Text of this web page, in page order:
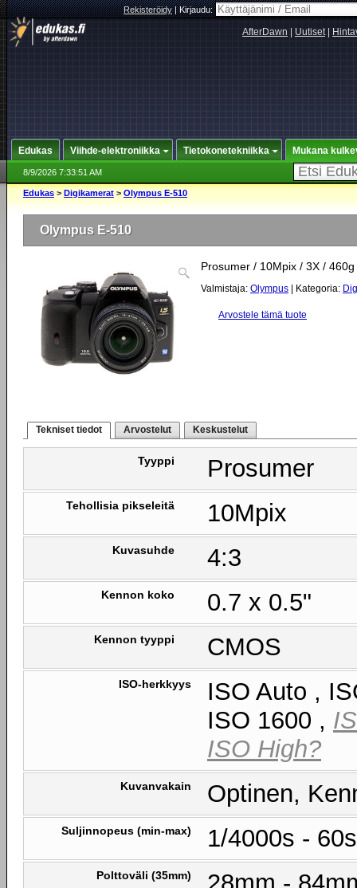
Rekisteröidy|Kirjaudu:
AfterDawn Uutiset|
Edukas Viihde-elektroniikka Tietokonetekniikka Mukana
8/9/2026 7:33:51 AM
Edukas > Digikamerat > Olympus E-510
Olympus E-510
Prosumer / 10Mpix / 3X / 460g
Valmistaja: Olympus | Kategoria:
Arvostele tämä tuote
Tekniset tiedot Arvostelut Keskustelut
Tyyppi Prosumer
Tehollisia pikseleitä 10Mpix
Kuvasuhde 4:3
Kennon koko 0.7 x 0.5"
Kennon tyyppi CMOS
ISO-herkkyys
ISO Auto ,
ISO 1600 ,
ISO High?
Kuvanvakain Optinen,
Suljinnopeus (min-max) 1/4000s - 60s
Polttoväli (35mm)